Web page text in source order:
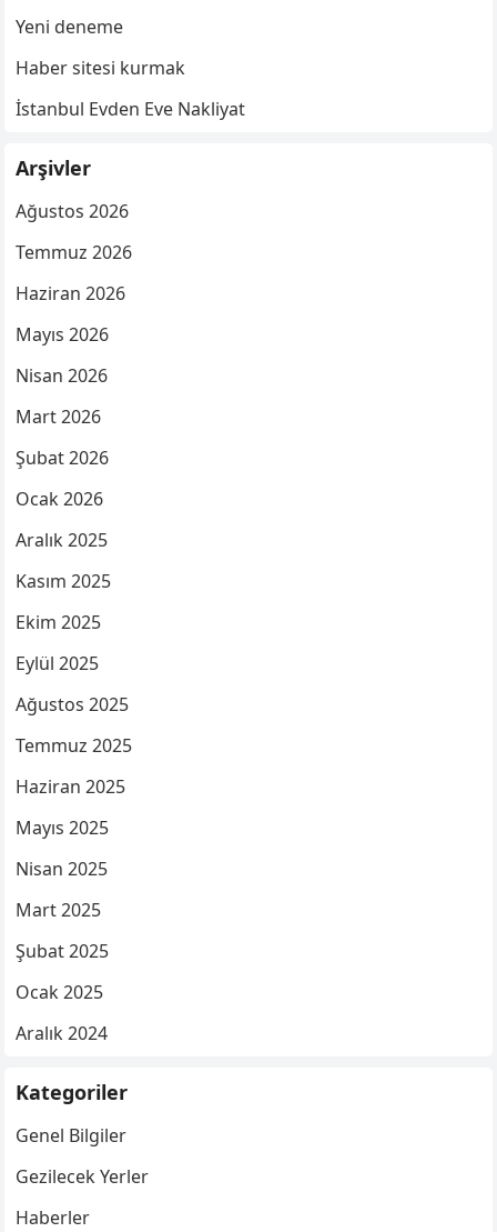
Yeni deneme
Haber sitesi kurmak
İstanbul Evden Eve Nakliyat
Arşivler
Ağustos 2026
Temmuz 2026
Haziran 2026
Mayıs 2026
Nisan 2026
Mart 2026
Şubat 2026
Ocak 2026
Aralık 2025
Kasım 2025
Ekim 2025
Eylül 2025
Ağustos 2025
Temmuz 2025
Haziran 2025
Mayıs 2025
Nisan 2025
Mart 2025
Şubat 2025
Ocak 2025
Aralık 2024
Kategoriler
Genel Bilgiler
Gezilecek Yerler
Haberler